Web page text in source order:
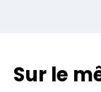
Sur le